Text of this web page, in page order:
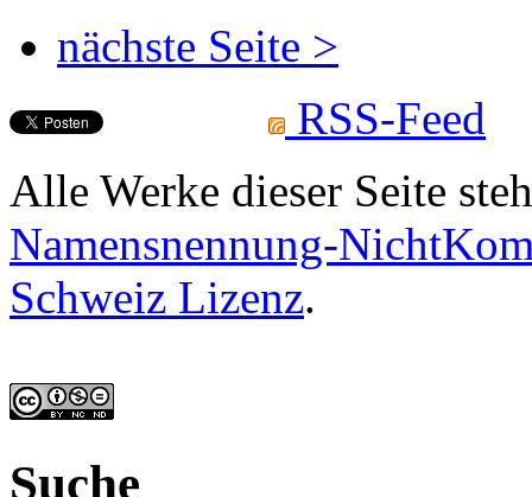
nächste Seite >
RSS-Feed
Alle Werke dieser Seite
Namensnennung-
Schweiz Lizenz.
Suche